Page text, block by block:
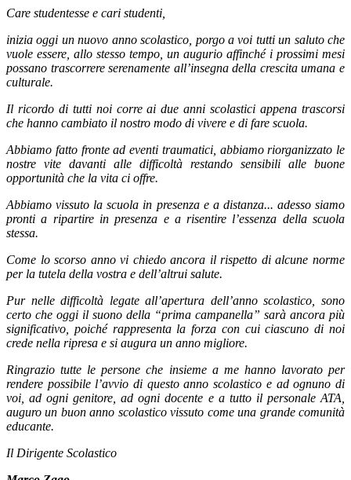
Care studentesse e cari studenti,
inizia oggi un nuovo anno scolastico, porgo a voi tutti un saluto che
vuole essere, allo stesso tempo, un augurio affinché i prossimi mesi
possano trascorrere serenamente all’insegna della crescita umana e
culturale.
Il ricordo di tutti noi corre ai due anni scolastici appena trascorsi
che hanno cambiato il nostro modo di vivere e di fare scuola.
Abbiamo fatto fronte ad eventi traumatici, abbiamo riorganizzato le
nostre vite davanti alle difficoltà restando sensibili alle buone
opportunità che la vita ci offre.
Abbiamo vissuto la scuola in presenza e a distanza... adesso siamo
pronti a ripartire in presenza e a risentire l’essenza della scuola
stessa.
Come lo scorso anno vi chiedo ancora il rispetto di alcune norme
per la tutela della vostra e dell’altrui salute.
Pur nelle difficoltà legate all’apertura dell’anno scolastico, sono
certo che oggi il suono della “prima campanella” sarà ancora più
significativo, poiché rappresenta la forza con cui ciascuno di noi
crede nella ripresa e si augura un anno migliore.
Ringrazio tutte le persone che insieme a me hanno lavorato per
rendere possibile l’avvio di questo anno scolastico e ad ognuno di
voi, ad ogni genitore, ad ogni docente e a tutto il personale ATA,
auguro un buon anno scolastico vissuto come una grande comunità
educante.
Il Dirigente Scolastico